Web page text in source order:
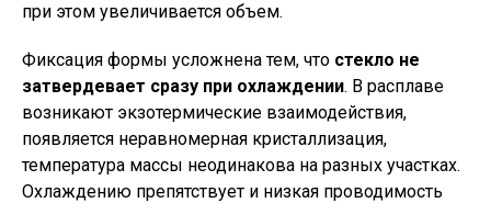
при этом увеличивается объем.
Фиксация формы усложнена тем, что стекло не
затвердевает сразу при охлаждении. В расплаве
возникают экзотермические взаимодействия,
появляется неравномерная кристаллизация,
температура массы неодинакова на разных участках.
Охлаждению препятствует и низкая проводимость